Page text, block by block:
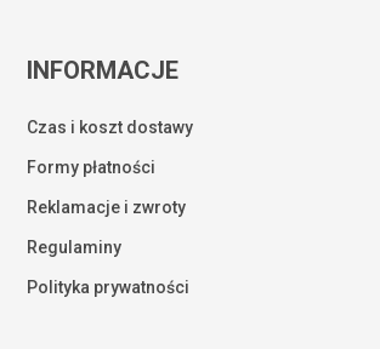
INFORMACJE
Czas i koszt dostawy
Formy płatności
Reklamacje i zwroty
Regulaminy
Polityka prywatności